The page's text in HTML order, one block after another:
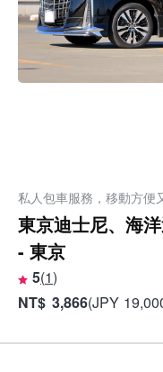
私人包車服務，移動方便
東京迪士尼、海
- 東京
5(1)
NT$ 3,866(JPY